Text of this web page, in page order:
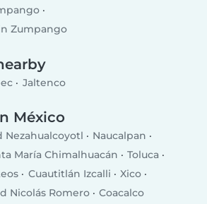
Zumpango
Jaltenco
México
Nezahualcoyotl
Naucalpan
María Chimalhuacán
Toluca
Cuautitlán Izcalli
Xico
Nicolás Romero Coacalco